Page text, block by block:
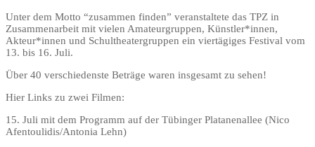
Unter dem Motto “zusammen finden” veranstaltete das TPZ in
Zusammenarbeit mit vielen Amateurgruppen, Künstler*innen,
Akteur*innen und Schultheatergruppen ein viertägiges Festival vom
13. bis 16. Juli.
Über 40 verschiedenste Beträge waren insgesamt zu sehen!
Hier Links zu zwei Filmen:
15. Juli mit dem Programm auf der Tübinger Platanenallee (Nico
Afentoulidis/Antonia Lehn)